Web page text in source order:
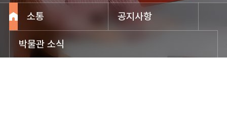
소통 공지사항
박물관 소식